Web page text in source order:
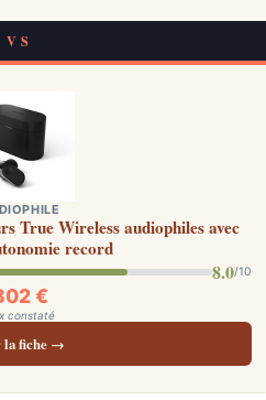
VS
True Wireless audiophiles avec
record
8.0/10
€
constaté
la fiche →